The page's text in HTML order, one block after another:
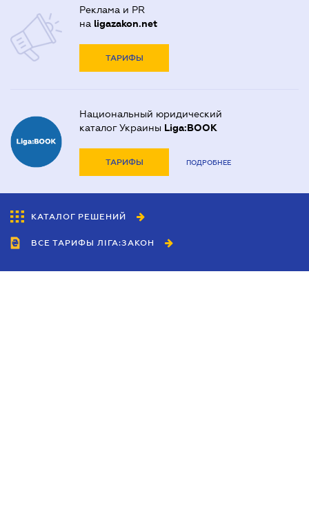
Реклама и PR
на ligazakon.net
ТАРИФЫ
Национальный юридический
каталог Украины Liga:BOOK
ТАРИФЫ ПОДРОБНЕЕ
КАТАЛОГ РЕШЕНИЙ
ВСЕ ТАРИФЫ ЛІГА:ЗАКОН